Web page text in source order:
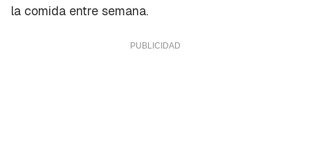
la comida entre semana.